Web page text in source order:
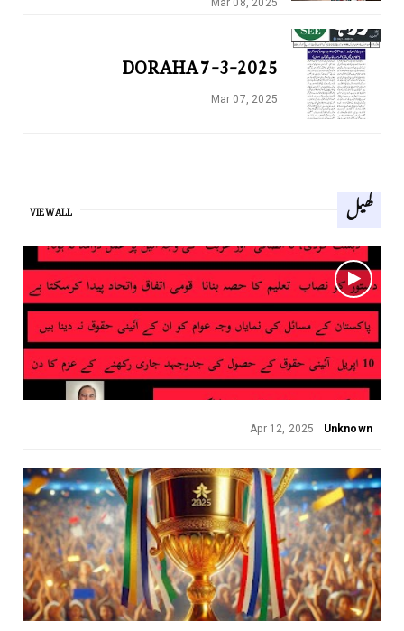
DORAHA 7-3-2025
Mar 07, 2025
کھیل VIEW ALL
Unknown
Apr 12, 2025